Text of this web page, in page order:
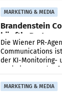
MARKETING & MEDIA
Brandenstein
künftig Partner
Die Wiener PR-
Communications
der KI-Monitoring-
MARKETING & MEDIA